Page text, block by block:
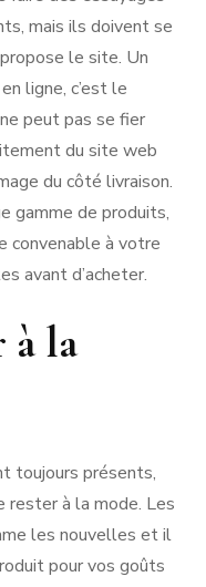
mais ils doivent se
le site. Un
ligne, c’est le
peut pas se fier
du site web
du côté livraison.
gamme de produits,
convenable à votre
avant d’acheter.
à la
toujours présents,
rester à la mode. Les
les nouvelles et il
pour vos goûts